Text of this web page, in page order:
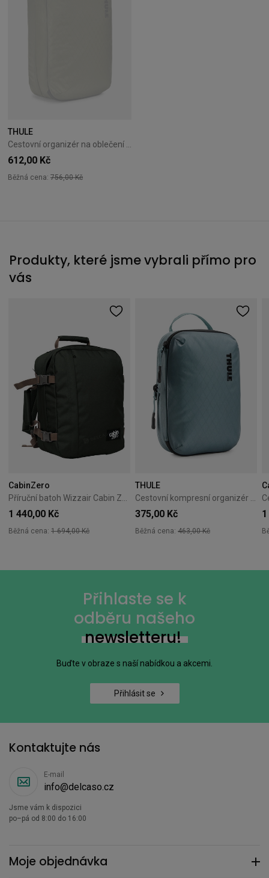
THULE
612,00 Kč
Běžná cena: 756,00 Kč
Produkty, které jsme vybrali přímo pro
vás
CabinZero
1 440,00 Kč
Běžná cena: 1 694,00 Kč
THULE
375,00 Kč
Běžná cena: 463,00 Kč
Přihlaste se k
odběru našeho
newsletteru!
Buďte v obraze s naší nabídkou a akcemi.
Přihlásit se
Moje objednávka
Kontaktujte nás
E-mail
info@delcaso.cz
Jsme vám k dispozici
po–pá od 8:00 do 16:00